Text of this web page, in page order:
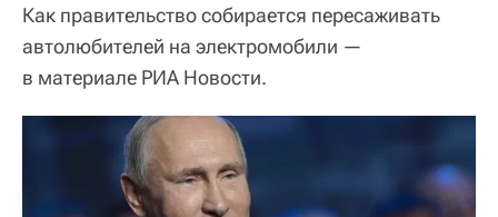
Как правительство собирается пересаживать
автолюбителей на электромобили —
в материале РИА Новости.